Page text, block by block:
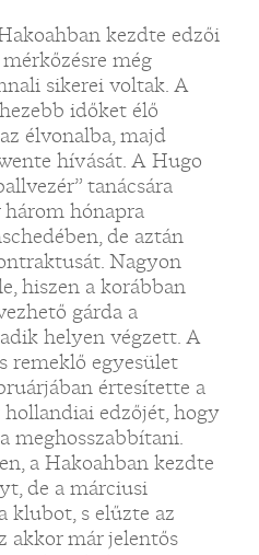
kezdte edzői
még
sikerei voltak. A
időket élő
élvonalba, majd
hívását. A Hugo
tanácsára
hónapra
de aztán
Nagyon
hiszen a korábban
gárda a
helyen végzett. A
remeklő egyesület
értesítette a
edzőjét, hogy
meghosszabbítani.
a Hakoahban kezdte
de a márciusi
klubot, s elűzte az
akkor már jelentős